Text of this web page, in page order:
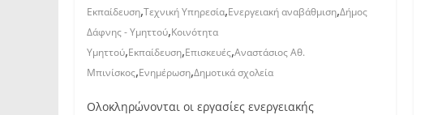
Εκπαίδευση,Τεχνική Υπηρεσία,Ενεργειακή αναβάθμιση,Δήμος
Δάφνης - Υμηττού,Κοινότητα
Υμηττού,Εκπαίδευση,Επισκευές,Αναστάσιος Αθ.
Μπινίσκος,Ενημέρωση,Δημοτικά σχολεία
Ολοκληρώνονται οι εργασίες ενεργειακής